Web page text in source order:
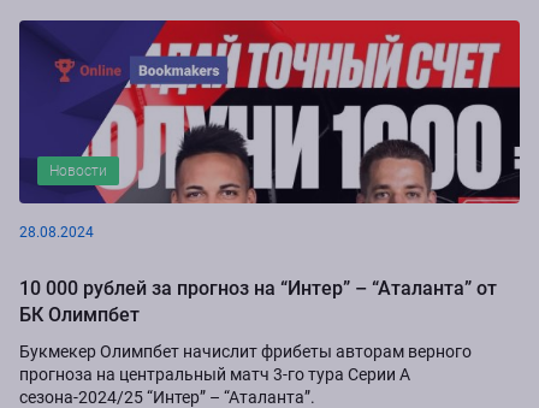
Новости
28.08.2024
10 000 рублей за прогноз на “Интер” – “Аталанта” от
БК Олимпбет
Букмекер Олимпбет начислит фрибеты авторам верного
прогноза на центральный матч 3-го тура Серии А
сезона-2024/25 “Интер” – “Аталанта”.